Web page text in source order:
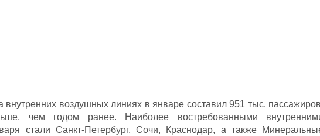
внутренних воздушных линиях в январе составил 951 тыс.
чем годом ранее. Наиболее востребованными
стали Санкт-Петербург, Сочи, Краснодар, а также